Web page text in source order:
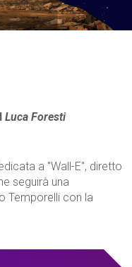
Luca Foresti
a "Wall-E", diretto
seguirà una
Temporelli con la